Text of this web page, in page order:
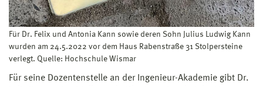
Für Dr. Felix und Antonia Kann sowie deren Sohn Julius Ludwig Kann
wurden am 24.5.2022 vor dem Haus Rabenstraße 31 Stolpersteine
verlegt. Quelle: Hochschule Wismar
Für seine Dozentenstelle an der Ingenieur-Akademie gibt Dr.